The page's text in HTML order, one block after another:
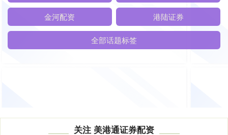
泸深配APP下载 168配资网
关注 美港通证券配资